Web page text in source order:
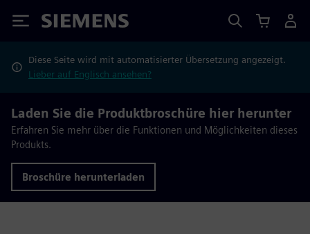
Siemens
Diese Seite wird mit automatisierter Übersetzung angezeigt.
Lieber auf Englisch ansehen?
Laden Sie die Produktbroschüre hier herunter
Erfahren Sie mehr über die Funktionen und Möglichkeiten dieses
Produkts.
Broschüre herunterladen